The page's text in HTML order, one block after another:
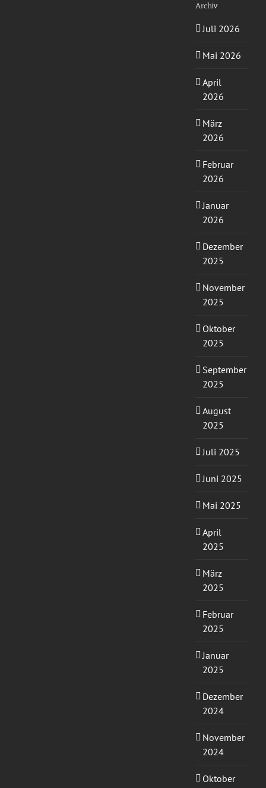
Archiv
Juli 2026
Mai 2026
April
2026
März
2026
Februar
2026
Januar
2026
Dezember
2025
November
2025
Oktober
2025
September
2025
August
2025
Juli 2025
Juni 2025
Mai 2025
April
2025
März
2025
Februar
2025
Januar
2025
Dezember
2024
November
2024
Oktober